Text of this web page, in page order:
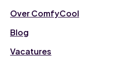
Over ComfyCool
Blog
Vacatures